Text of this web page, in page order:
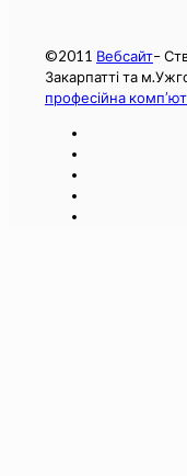
©2011 Вебсайт–
Закарпатті та
професійна